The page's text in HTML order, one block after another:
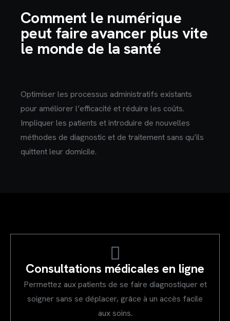
Comment le numérique
peut faire avancer plus vite
le monde de la santé
Optimiser les processus administratifs existants
pour améliorer l’efficacité et réduire les coûts.
Impliquer les patients et introduire de nouvelles
méthodes de diagnostic et de traitement sans qu’ils
quittent leur domicile.
Consultations médicales en ligne
Permettez aux patients de se faire diagnostiquer et
soigner sans se déplacer, grâce à un accès facile
aux soins.